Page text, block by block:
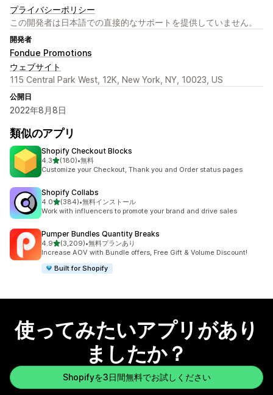
プライバシーポリシー
この開発者は日本語での直接的なサポートを提供していません。
開発者
Fondue Promotions
ウェブサイト
115 Central Park West, 12K, New York, NY, 10023, US
公開日
2022年8月8日
類似のアプリ
Shopify Checkout Blocks
4.35つ星中
(180)
合計レビュー数：180件
•無料
Customize your Checkout, Thank you and Order status pages
Shopify Collabs
4.05つ星中
(384)
合計レビュー数：384件
•無料インストール
Work with influencers to promote your brand and drive sales
Pumper Bundles Quantity Breaks
4.95つ星中
(3,209)
合計レビュー数：3209件
•無料プランあり
Increase AOV with Bundle offers, Free Gift & Volume Discount!
Built for Shopify
使ってみたいアプリがあり
ましたか？
Shopifyを3日間無料でお試しください